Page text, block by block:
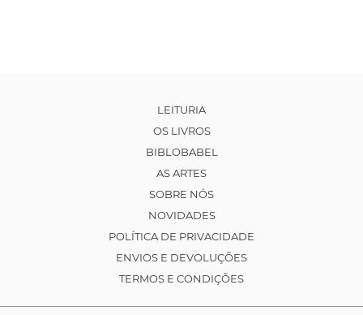
LEITURIA
OS LIVROS
BIBLOBABEL
AS ARTES
SOBRE NÓS
NOVIDADES
POLÍTICA DE PRIVACIDADE
ENVIOS E DEVOLUÇÕES
TERMOS E CONDIÇÕES